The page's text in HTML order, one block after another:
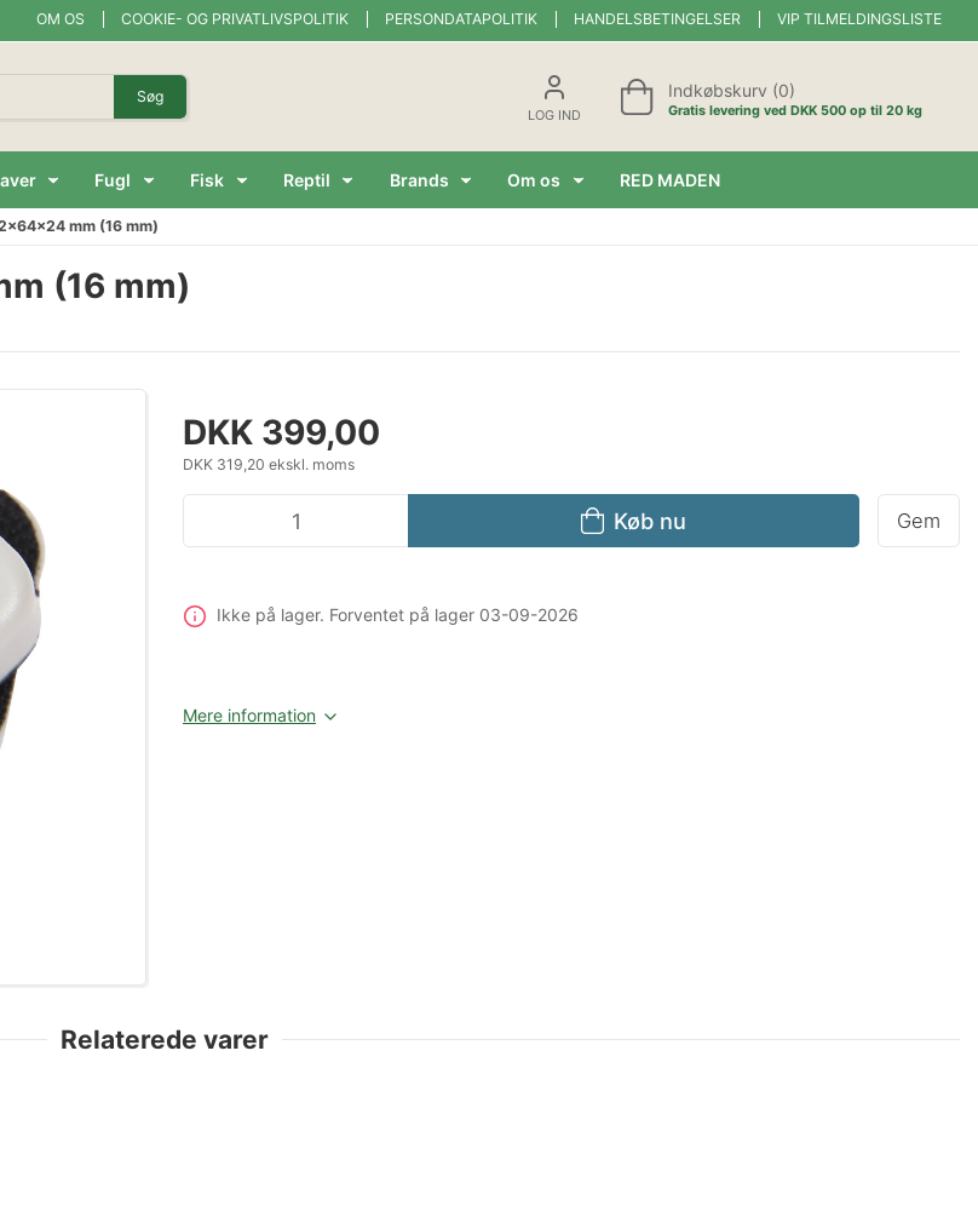
OM OS COOKIE- OG PRIVATLIVSPOLITIK PERSONDATAPOLITIK HANDELSBETINGELSER VIP TILMELDINGSLISTE
Søg
LOG IND
Indkøbskurv (0)
Gratis levering ved DKK 500 op til 20 kg
Fugl Fisk Reptil Brands Om os RED MADEN
mm (16 mm)
(16 mm)
DKK 399,00
DKK 319,20 ekskl. moms
Køb nu Gem
Ikke på lager. Forventet på lager 03-09-2026
Mere information
Relaterede varer